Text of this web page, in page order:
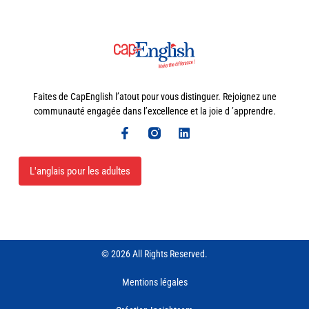
Faites de CapEnglish l’atout pour vous distinguer. Rejoignez une
communauté engagée dans l’excellence et la joie d ’apprendre.
L'anglais pour les adultes
© 2026 All Rights Reserved.
Mentions légales